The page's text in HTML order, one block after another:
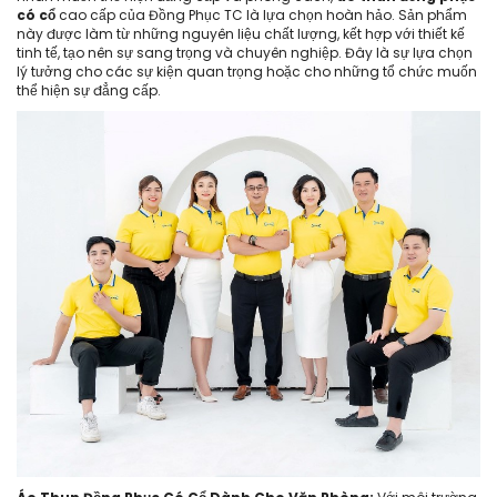
có cổcao cấp của Đồng Phục TC là lựa chọn hoàn hảo. Sản phẩm
này được làm từ những nguyên liệu chất lượng, kết hợp với thiết kế
tinh tế, tạo nên sự sang trọng và chuyên nghiệp. Đây là sự lựa chọn
lý tưởng cho các sự kiện quan trọng hoặc cho những tổ chức muốn
thể hiện sự đẳng cấp.